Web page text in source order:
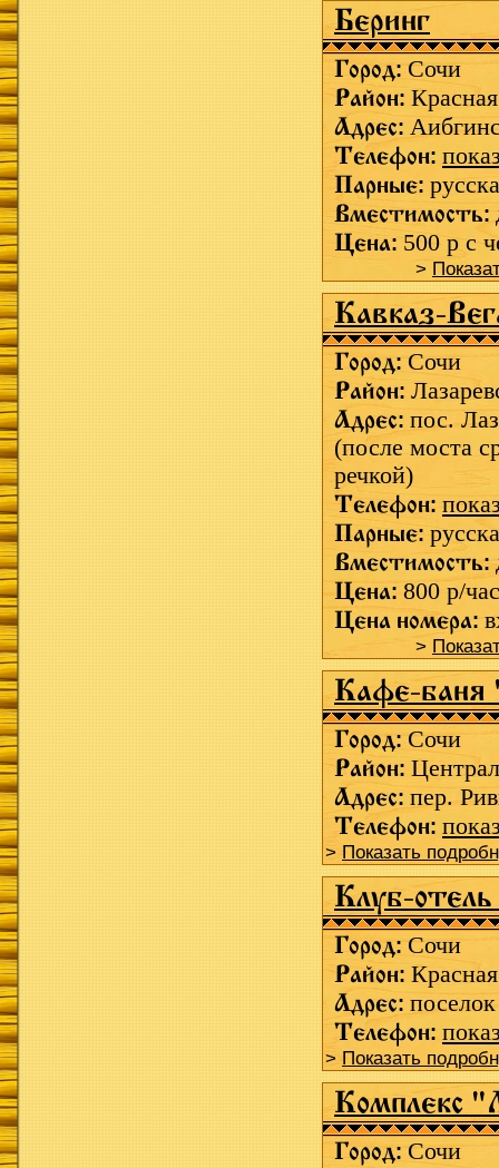
Беринг
Город: Сочи
Район:
Адрес:
Телефон:
Парные:
Вместимость:
Цена: 500 р с
>
Кавказ-
Город: Сочи
Район:
Адрес: пос.
(после моста
речкой)
Телефон:
Парные:
Вместимость:
Цена:800 р/час
Цена номера:
>
Кафе-баня
Город: Сочи
Район:
Адрес: пер.
Телефон:
> Показать
Клуб-
Город: Сочи
Район:
Адрес:
Телефон:
> Показать
Комплекс
Город: Сочи